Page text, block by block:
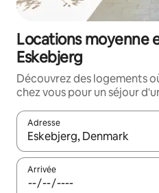
Locations moyenne
Eskebjerg
Découvrez des logements
chez vous pour un séjour
Adresse
Lorsque les résultats
Arrivée